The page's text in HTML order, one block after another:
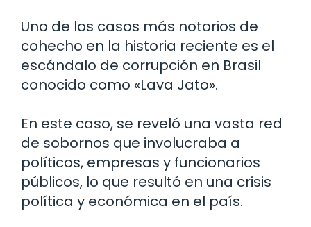
Uno de los casos más notorios de
cohecho en la historia reciente es el
escándalo de corrupción en Brasil
conocido como «Lava Jato».
En este caso, se reveló una vasta red
de sobornos que involucraba a
políticos, empresas y funcionarios
públicos, lo que resultó en una crisis
política y económica en el país.